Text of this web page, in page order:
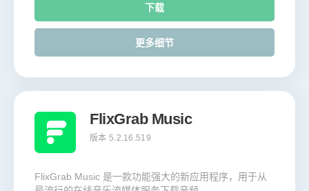
下载
更多细节
FlixGrab Music
版本 5.2.16.519
FlixGrab Music 是一款功能强大的新应用程序，用于从